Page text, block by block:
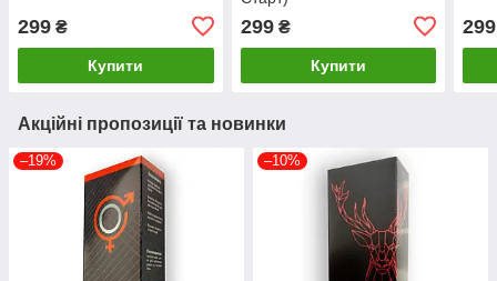
299 ₴
Купити
299₴
Купити
299
Акційні пропозиції та новинки
–19% –10%